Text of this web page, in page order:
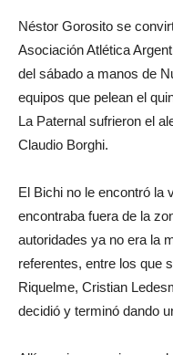
Néstor Gorosito se
Asociación Atlética
del sábado a manos de
equipos que pelean el
La Paternal sufrieron el
Claudio Borghi.
El Bichi no le encontró la
encontraba fuera de la
autoridades ya no era la
referentes, entre los que
Riquelme, Cristian
decidió y terminó dando